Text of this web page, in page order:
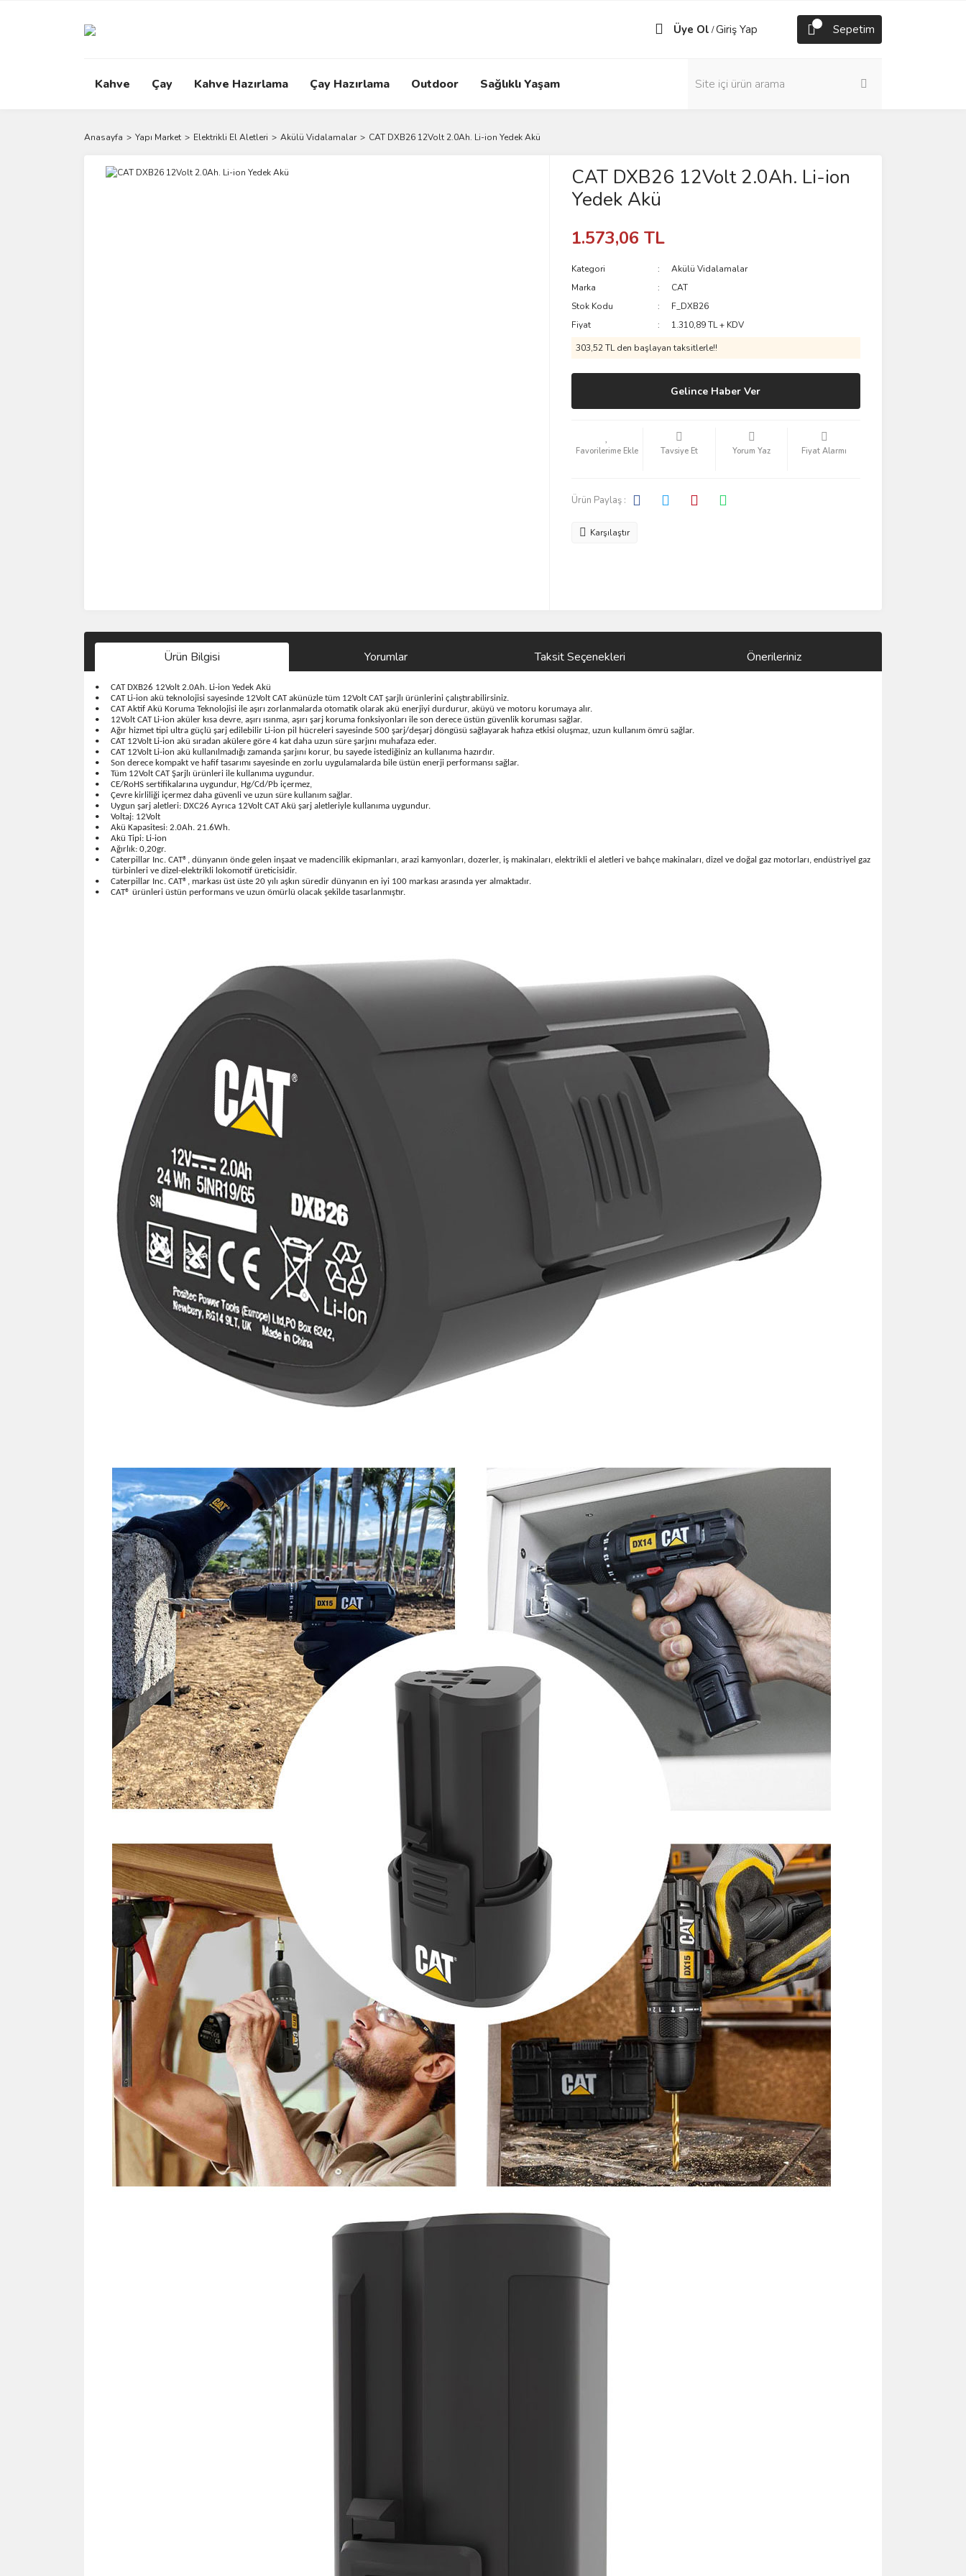
Üye Ol /Giriş Yap Sepetim
Kahve Çay Kahve Hazırlama Çay Hazırlama Outdoor Sağlıklı Yaşam
Anasayfa Yapı Market Elektrikli El Aletleri Akülü Vidalamalar CAT DXB26 12Volt 2.0Ah. Li-ion Yedek Akü
CAT DXB26 12Volt 2.0Ah. Li-ion
Yedek Akü
1.573,06 TL
Kategori
Akülü Vidalamalar
Marka
CAT
Stok Kodu
F_DXB26
Fiyat
1.310,89 TL + KDV
303,52 TL den başlayan taksitlerle!!
Gelince Haber Ver
Tavsiye Et Yorum Yaz Fiyat Alarmı
Ürün Paylaş :
Karşılaştır
Ürün Bilgisi Yorumlar Taksit Seçenekleri Önerileriniz
•
CAT DXB26 12Volt 2.0Ah. Li-ion Yedek Akü
•
CAT Li-ion akü teknolojisi sayesinde 12Volt CAT akünüzle tüm 12Volt CAT şarjlı ürünlerini çalıştırabilirsiniz.
•
CAT Aktif Akü Koruma Teknolojisi ile aşırı zorlanmalarda otomatik olarak akü enerjiyi durdurur, aküyü ve motoru korumaya alır.
•
12Volt CAT Li-ion aküler kısa devre, aşırı ısınma, aşırı şarj koruma fonksiyonları ile son derece üstün güvenlik koruması sağlar.
•
Ağır hizmet tipi ultra güçlü şarj edilebilir Li-ion pil hücreleri sayesinde 500 şarj/deşarj döngüsü sağlayarak hafıza etkisi oluşmaz, uzun kullanım ömrü sağlar.
•
CAT 12Volt Li-ion akü sıradan akülere göre 4 kat daha uzun süre şarjını muhafaza eder.
•
CAT 12Volt Li-ion akü kullanılmadığı zamanda şarjını korur, bu sayede istediğiniz an kullanıma hazırdır.
•
Son derece kompakt ve hafif tasarımı sayesinde en zorlu uygulamalarda bile üstün enerji performansı sağlar.
•
Tüm 12Volt CAT Şarjlı ürünleri ile kullanıma uygundur.
•
CE/RoHS sertifikalarına uygundur, Hg/Cd/Pb içermez,
•
Çevre kirliliği içermez daha güvenli ve uzun süre kullanım sağlar.
•
Uygun şarj aletleri: DXC26 Ayrıca 12Volt CAT Akü şarj aletleriyle kullanıma uygundur.
•
Voltaj: 12Volt
•
Akü Kapasitesi: 2.0Ah. 21.6Wh.
•
Akü Tipi: Li-ion
•
Ağırlık: 0,20gr.
•
Caterpillar Inc. CAT®, dünyanın önde gelen inşaat ve madencilik ekipmanları, arazi kamyonları, dozerler, iş makinaları, elektrikli el aletleri ve bahçe makinaları, dizel ve doğal gaz motorları, endüstriyel gaz
türbinleri ve dizel-elektrikli lokomotif üreticisidir.
•
Caterpillar Inc. CAT®, markası üst üste 20 yılı aşkın süredir dünyanın en iyi 100 markası arasında yer almaktadır.
•
CAT® ürünleri üstün performans ve uzun ömürlü olacak şekilde tasarlanmıştır.